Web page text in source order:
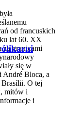
od francuskich
lat 60. XX
za granicami
się w
André Bloca, a
Brasílii. O tej
mitów i
i